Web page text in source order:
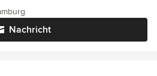
Nachricht